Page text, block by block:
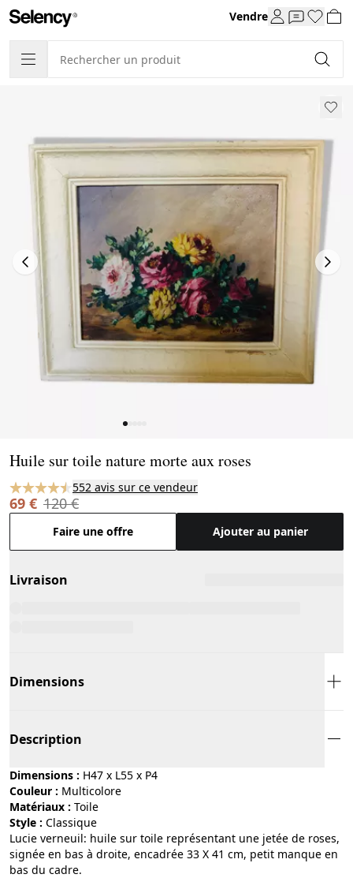
Vendre
Huile sur toile nature morte aux roses
552 avis sur ce vendeur
69 € 120 €
Faire une offre Ajouter au panier
Livraison
Dimensions
Description
Dimensions : H47 x L55 x P4
Couleur :
multicolore
Matériaux :
toile
Style :
classique
Lucie verneuil: huile sur toile représentant une jetée de roses,
signée en bas à droite, encadrée 33 X 41 cm, petit manque en
bas du cadre.